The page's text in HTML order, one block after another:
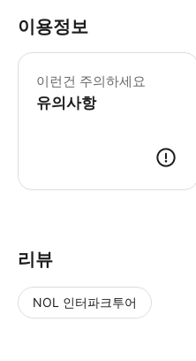
이용정보
이런건 주의하세요
유의사항
리뷰
NOL 인터파크투어